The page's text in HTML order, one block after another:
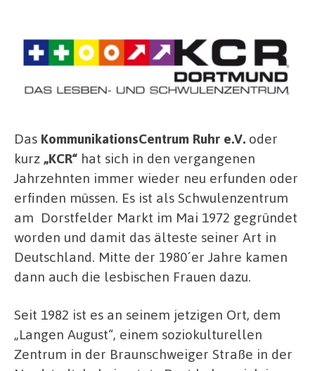
Das KommunikationsCentrum Ruhr e.V. oder
kurz „KCR“ hat sich in den vergangenen
Jahrzehnten immer wieder neu erfunden oder
erfinden müssen. Es ist als Schwulenzentrum
am Dorstfelder Markt im Mai 1972 gegründet
worden und damit das älteste seiner Art in
Deutschland. Mitte der 1980´er Jahre kamen
dann auch die lesbischen Frauen dazu.
Seit 1982 ist es an seinem jetzigen Ort, dem
„Langen August“, einem soziokulturellen
Zentrum in der Braunschweiger Straße in der